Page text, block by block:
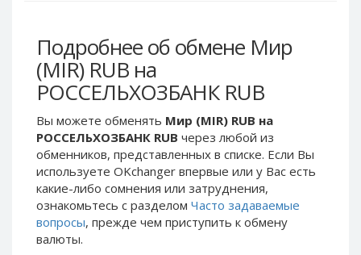
Подробнее об обмене Мир
(MIR) RUB на
РОССЕЛЬХОЗБАНК RUB
Вы можете обменять Мир (MIR) RUB на
РОССЕЛЬХОЗБАНК RUB через любой из
обменников, представленных в списке. Если Вы
используете OKchanger впервые или у Вас есть
какие-либо сомнения или затруднения,
ознакомьтесь с разделом Часто задаваемые
вопросы, прежде чем приступить к обмену
валюты.
Skril EUR
Skril INR
Skril PLN
Skril AUD
Skril NOK
Skril SEK
Paxum USD
Paxum EUR
Skril EUR
Skril PLN
Skril AUD
Skril NOK
Skril SEK
Paxum USD
Paxum EUR